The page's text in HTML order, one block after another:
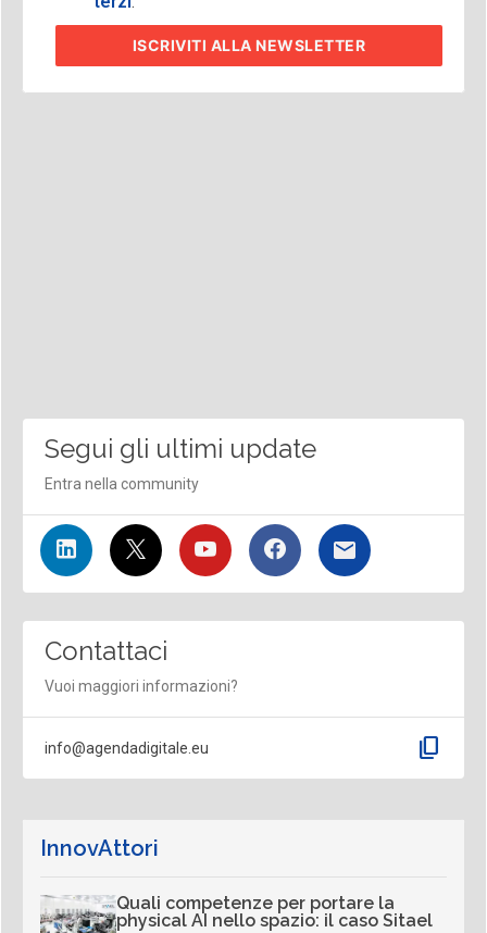
ISCRIVITI ALLA NEWSLETTER
Segui gli ultimi update
Entra nella community
Contattaci
Vuoi maggiori informazioni?
info@agendadigitale.eu content_copy
InnovAttori
Quali competenze per portare la
physical AI nello spazio: il caso Sitael